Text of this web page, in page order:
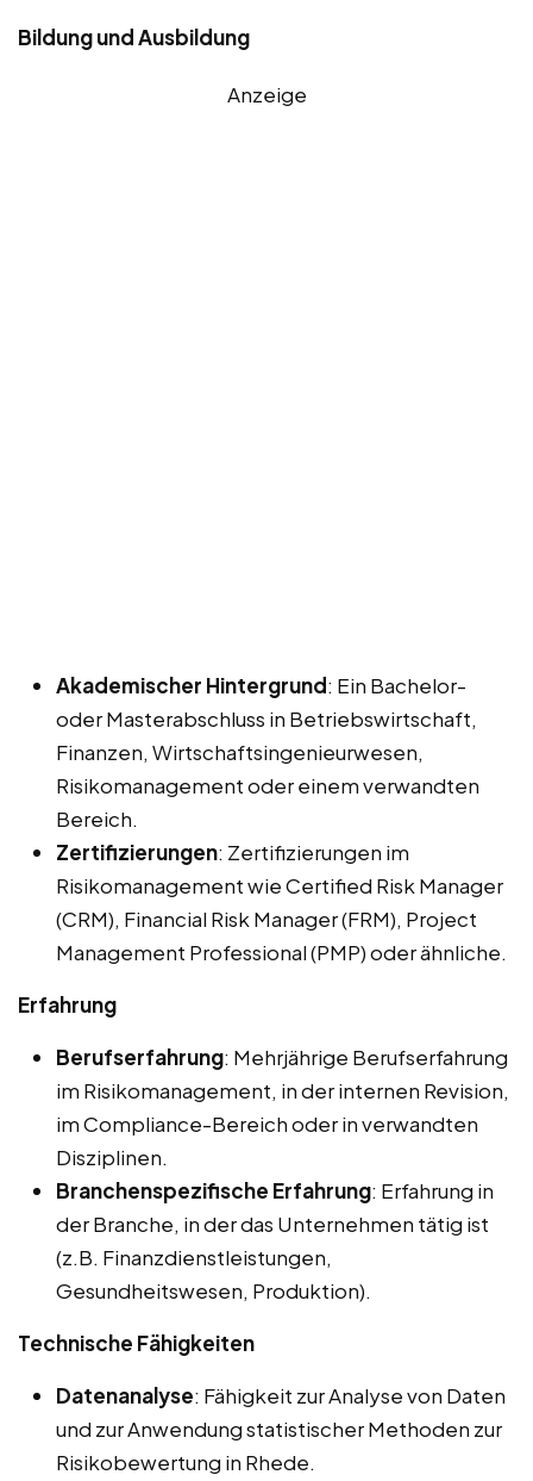
Bildung und Ausbildung
Anzeige
Akademischer Hintergrund: Ein Bachelor-
oder Masterabschluss in Betriebswirtschaft,
Finanzen, Wirtschaftsingenieurwesen,
Risikomanagement oder einem verwandten
Bereich.
Zertifizierungen: Zertifizierungen im
Risikomanagement wie Certified Risk Manager
(CRM), Financial Risk Manager (FRM), Project
Management Professional (PMP) oder ähnliche.
Erfahrung
Berufserfahrung: Mehrjährige Berufserfahrung
im Risikomanagement, in der internen Revision,
im Compliance-Bereich oder in verwandten
Disziplinen.
Branchenspezifische Erfahrung: Erfahrung in
der Branche, in der das Unternehmen tätig ist
(z.B. Finanzdienstleistungen,
Gesundheitswesen, Produktion).
Technische Fähigkeiten
Datenanalyse: Fähigkeit zur Analyse von Daten
und zur Anwendung statistischer Methoden zur
Risikobewertung in Rhede.